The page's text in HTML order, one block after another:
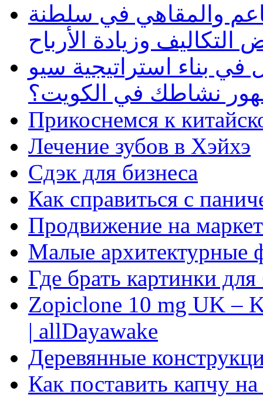
والمقاهي في سلطنة
وزيادة الأرباح
بناء استراتيجية سيو
نشاطك في الكويت؟
Прикоснемся к
Лечение зубов в Хэйхэ
Сдэк для бизнеса
Как справиться с
Продвижение на
Малые архитектурные
Где брать картинки
Zopiclone 10 mg UK –
| allDayawake
Деревянные
Как поставить капчу